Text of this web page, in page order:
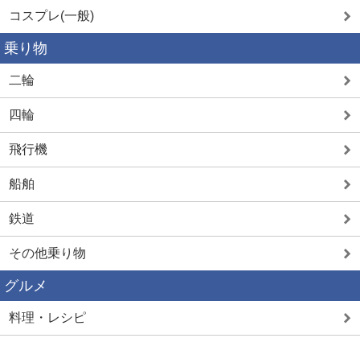
コスプレ(一般)
乗り物
二輪
四輪
飛行機
船舶
鉄道
その他乗り物
グルメ
料理・レシピ